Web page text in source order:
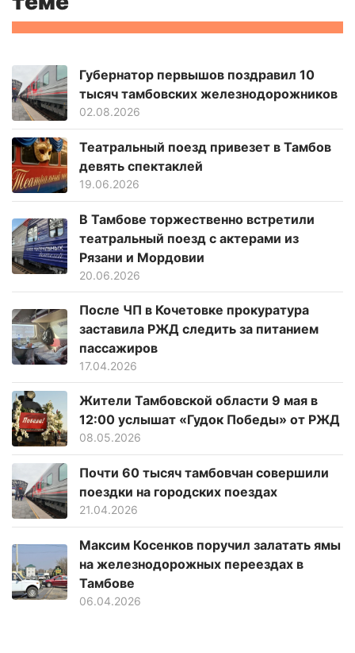
Губернатор первышов поздравил 10
тысяч тамбовских железнодорожников
02.08.2026
Театральный поезд привезет в Тамбов
девять спектаклей
19.06.2026
В Тамбове торжественно встретили
театральный поезд с актерами из
Рязани и Мордовии
20.06.2026
После ЧП в Кочетовке прокуратура
заставила РЖД следить за питанием
пассажиров
17.04.2026
Жители Тамбовской области 9 мая в
12:00 услышат «Гудок Победы» от РЖД
08.05.2026
Почти 60 тысяч тамбовчан совершили
поездки на городских поездах
21.04.2026
Максим Косенков поручил залатать ямы
на железнодорожных переездах в
Тамбове
06.04.2026